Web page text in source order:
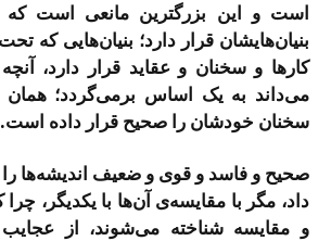
است و این بزرگترین مانعی است که
بنیان‌هایشان قرار دارد؛ بنیان‌هایی که
کارها و سخنان و عقاید قرار دارد،
می‌داند به یک اساس برمی‌گردد؛ همان
سخنان خودشان را صحیح قرار داده است.
صحیح و فاسد و قوی و ضعیف اندیشه‌ها
داد، مگر با مقایسه‌ی آن‌ها با یکدیگر، چرا
و مقایسه شناخته می‌شوند، از